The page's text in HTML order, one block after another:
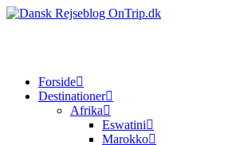
Forside
Destinationer
Afrika
Eswatini
Marokko